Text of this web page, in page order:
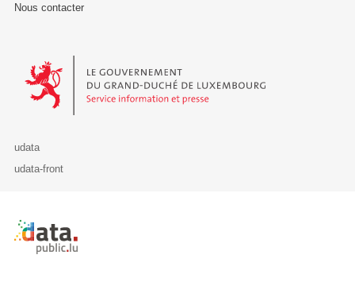
Nous contacter
Le Gouvernement du Grand-Duché de Luxembourg - Service
udata
udata-front
Retour à l'accueil de data.public.lu